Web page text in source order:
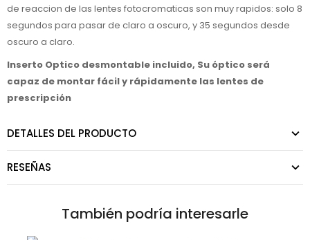
de reaccion de las lentes fotocromaticas son muy rapidos: solo 8
segundos para pasar de claro a oscuro, y 35 segundos desde
oscuro a claro.
Inserto Optico desmontable incluido, Su óptico será
capaz de montar fácil y rápidamente las lentes de
prescripción
DETALLES DEL PRODUCTO
RESEÑAS
También podría interesarle